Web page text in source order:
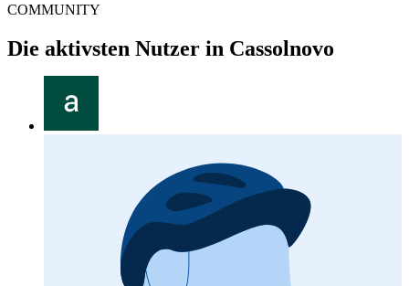
COMMUNITY
Die aktivsten Nutzer in Cassolnovo